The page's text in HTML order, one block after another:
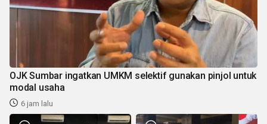
OJK Sumbar ingatkan UMKM selektif gunakan pinjol untuk
modal usaha
6 jam lalu